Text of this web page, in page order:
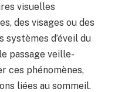
visuelles
des visages ou des
systèmes d’éveil du
passage veille-
ces phénomènes,
liées au sommeil.